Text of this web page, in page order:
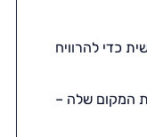
כדי להרוויח
המקום שלה –